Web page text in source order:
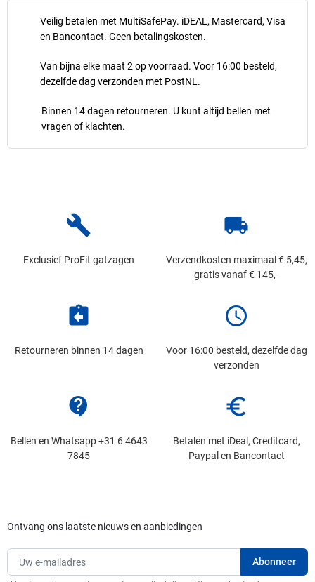
Veilig betalen met MultiSafePay. iDEAL, Mastercard, Visa
en Bancontact. Geen betalingskosten.
Van bijna elke maat 2 op voorraad. Voor 16:00 besteld,
dezelfde dag verzonden met PostNL.
Binnen 14 dagen retourneren. U kunt altijd bellen met
vragen of klachten.
build
Exclusief ProFit gatzagen
local_shipping
Verzendkosten maximaal € 5,45,
gratis vanaf € 145,-
assignment_return
Retourneren binnen 14 dagen
schedule
Voor 16:00 besteld, dezelfde dag
verzonden
contact_support
Bellen en Whatsapp +31 6 4643
7845
euro_symbol
Betalen met iDeal, Creditcard,
Paypal en Bancontact
Ontvang ons laatste nieuws en aanbiedingen